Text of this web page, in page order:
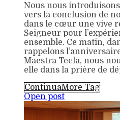
Nous nous
vers la conclusion de
dans le cœur une vive
Seigneur pour
ensemble. Ce matin,
rappelons
Maestra Tecla, nous
elle dans la prière de
ContinuaMore Tag
Open post